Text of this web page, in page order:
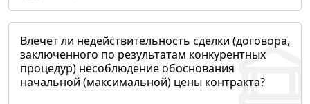
Влечет ли недействительность сделки (договора,
заключенного по результатам конкурентных
процедур) несоблюдение обоснования
начальной (максимальной) цены контракта?